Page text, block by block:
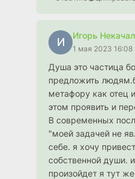
И
Игорь
1 мая 2023 16:08
Душа это частица
предложить
метафору как отец
этом проявить и
В современных
"моей задачей не
себе. я хочу
собственной души.
произойдет я тут